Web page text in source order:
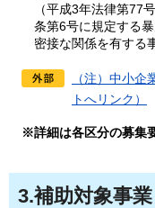
（平成3年法律第77
条第6号に規定する
密接な関係を有する
（注）中小
トへリンク）
※詳細は各区分の募集
3.補助対象事